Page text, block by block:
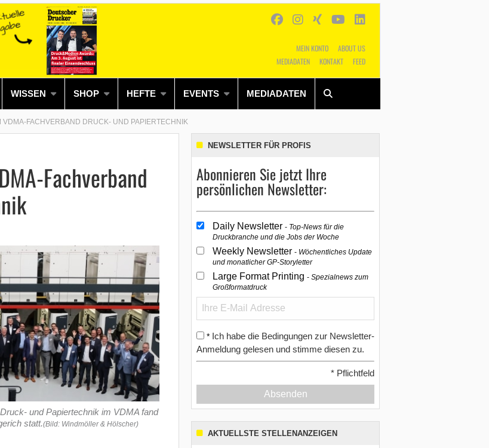
MEIN KONTO
ABOUT US
MEDIADATEN
KONTAKT FEED
WISSEN SHOP HEFTE EVENTS MEDIADATEN
Alles Shop SUCHEN
VDMA-FACHVERBAND DRUCK- UND PAPIERTECHNIK
Fachverband
und Papiertechnik im VDMA fand
statt.(Bild: Windmöller & Hölscher)
NEWSLETTER FÜR PROFIS
Abonnieren Sie jetzt Ihre
persönlichen Newsletter:
Daily Newsletter Top-News für die
Druckbranche und die Jobs der Woche
Weekly Newsletter Wöchentliches Update
und monatlicher GP-Storyletter
Large Format Printing Spezialnews zum
Großformatdruck
* Ich habe die Bedingungen zur Newsletter-
Anmeldung gelesen und stimme diesen zu.
* Pflichtfeld
Absenden
AKTUELLSTE STELLENANZEIGEN